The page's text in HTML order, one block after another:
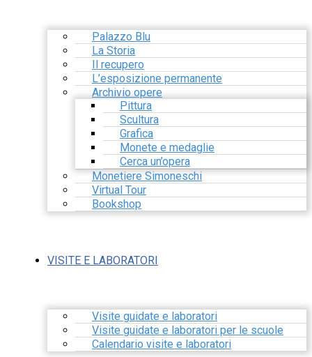
Palazzo Blu
La Storia
Il recupero
L’esposizione permanente
Archivio opere
Pittura
Scultura
Grafica
Monete e medaglie
Cerca un’opera
Monetiere Simoneschi
Virtual Tour
Bookshop
VISITE E LABORATORI
Visite guidate e laboratori
Visite guidate e laboratori per le scuole
Calendario visite e laboratori